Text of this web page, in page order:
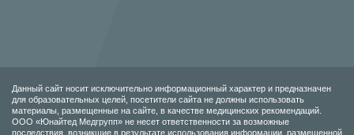
Данный сайт носит исключительно информационный характер и предназначен
для образовательных целей, посетители сайта не должны использовать
материалы, размещенные на сайте, в качестве медицинских рекомендаций.
ООО «Юнайтед Медгрупп» не несет ответственности за возможные
последствия, возникшие в результате использования информации, размещенной